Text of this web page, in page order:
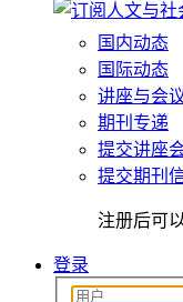
国内动态
国际动态
讲座与会
期刊专递
提交讲座
提交期刊
注册后可
登录